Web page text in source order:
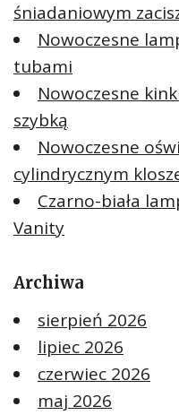
śniadaniowym
Nowoczesne
tubami
Nowoczesne
szybką
Nowoczesne
cylindrycznym
Czarno-biała
Vanity
Archiwa
sierpień 2026
lipiec 2026
czerwiec 2026
maj 2026